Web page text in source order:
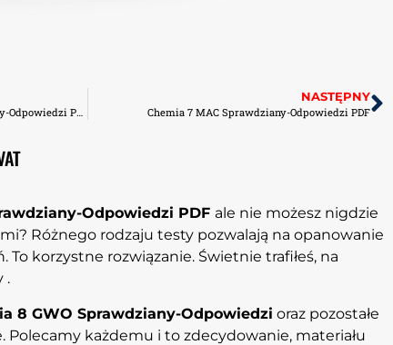
Flash 8 Express Publishing Sprawdziany-Odpowiedzi PDF
NASTĘPNY
Chemia 7 MAC Sprawdziany-Odpowiedzi PDF
Odpowiedzi PDF ale nie możesz nigdzie
Różnego rodzaju testy pozwalają na opanowanie
To korzystne rozwiązanie. Świetnie trafiłeś, na
.
8 GWO Sprawdziany-Odpowiedzi oraz pozostałe
Polecamy każdemu i to zdecydowanie, materiału